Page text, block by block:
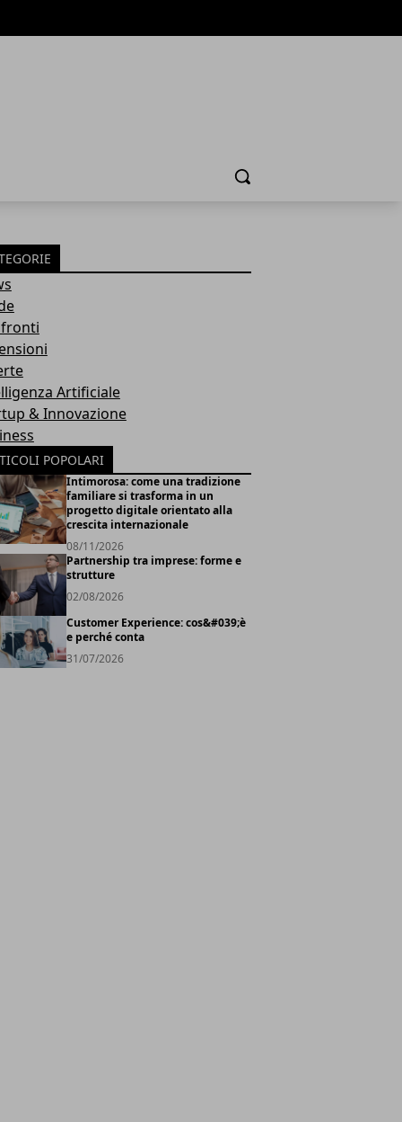
Cerca
Artificiale
& Innovazione
POPOLARI
Intimorosa: come una tradizione
familiare si trasforma in un
progetto digitale orientato alla
crescita internazionale
08/11/2026
Partnership tra imprese: forme e
strutture
02/08/2026
Customer Experience: cos&#039;è
e perché conta
31/07/2026